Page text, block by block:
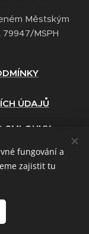
Městským
MSPH
ÚDAJŮ
SMLOUVY
fungování a
zajistit tu